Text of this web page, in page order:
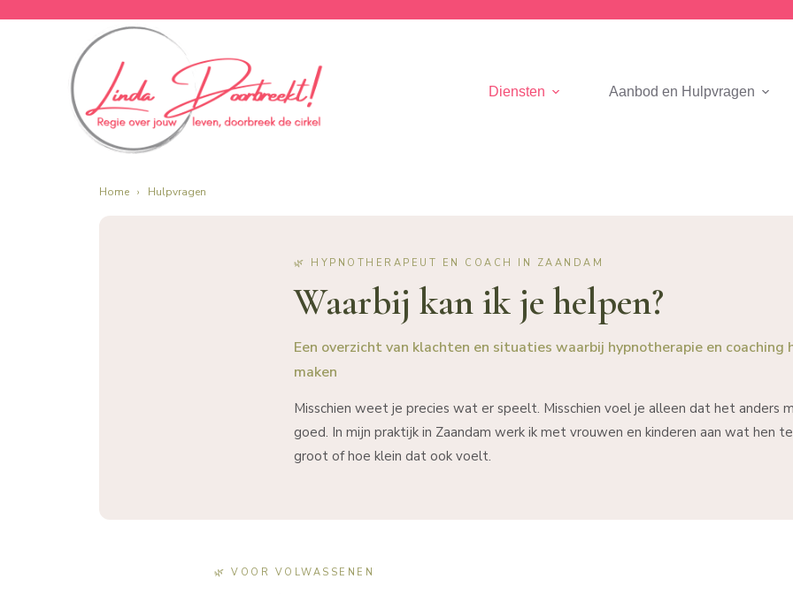
Diensten Aanbod en Hulpvragen
Home › Hulpvragen
🌿 HYPNOTHERAPEUT EN COACH IN ZAANDAM
Waarbij kan ik je helpen?
Een overzicht van klachten en situaties waarbij hypnotherapie en coaching
maken
Misschien weet je precies wat er speelt. Misschien voel je alleen dat het anders
goed. In mijn praktijk in Zaandam werk ik met vrouwen en kinderen aan wat hen
groot of hoe klein dat ook voelt.
🌿 VOOR VOLWASSENEN